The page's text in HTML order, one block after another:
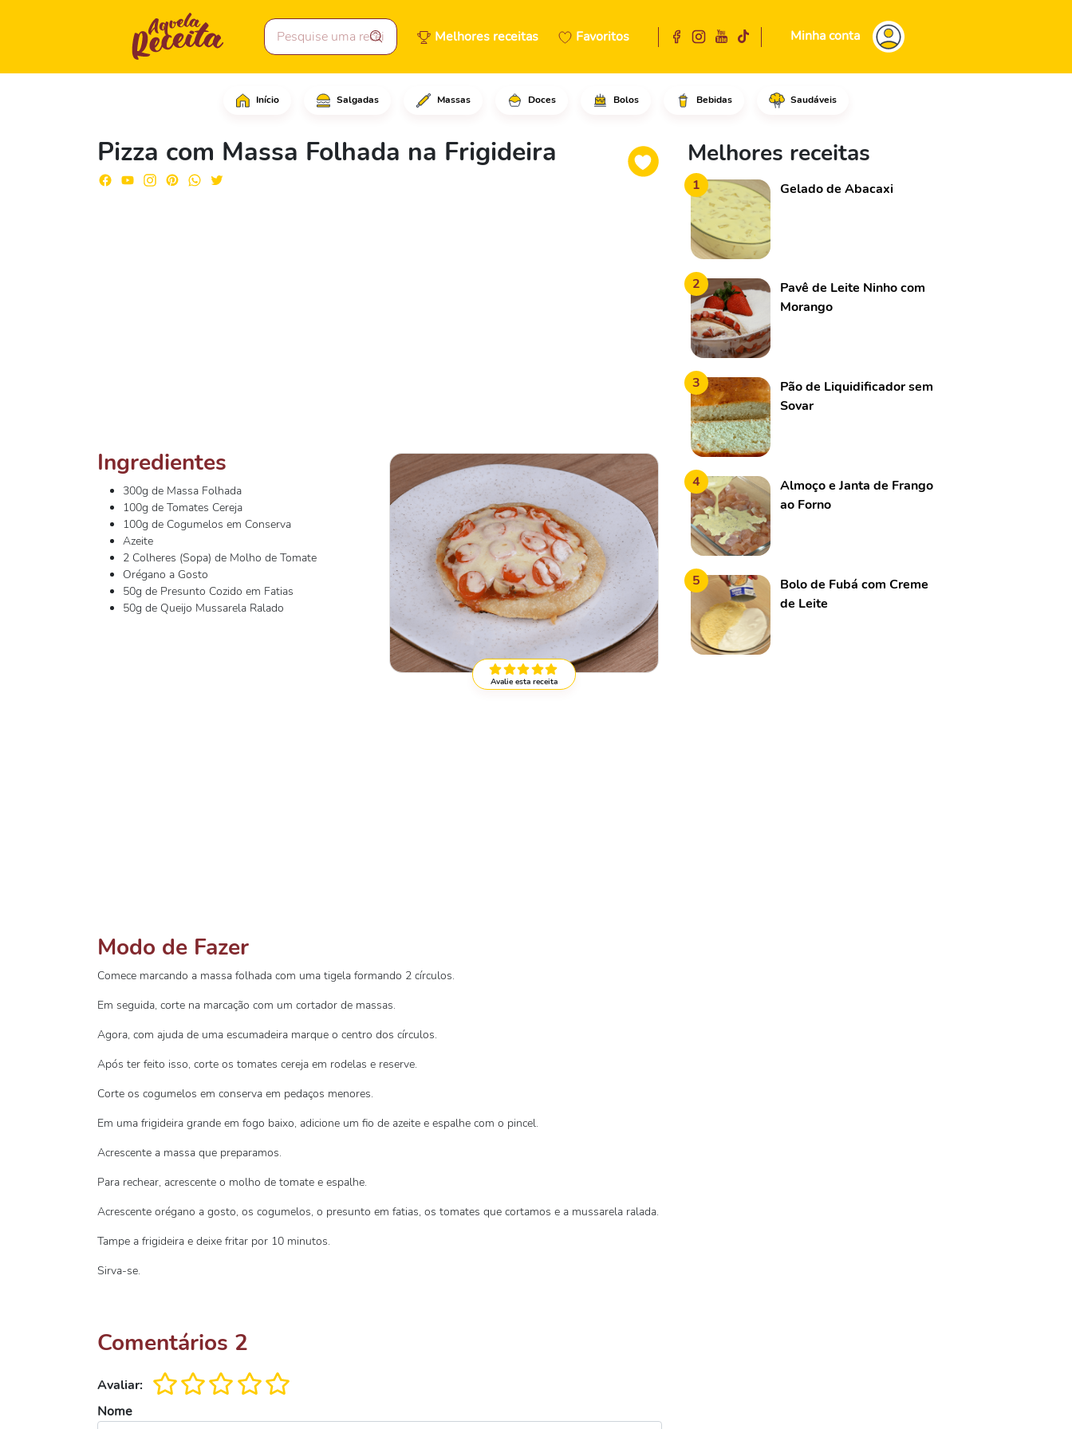
Melhores receitas Favoritos Minha conta
Início Salgadas Massas Doces Bolos Bebidas Saudáveis
Pizza com Massa Folhada na Frigideira
Comece marcando a massa folhada com uma tigela formando 2 círculos.Em
Avalie esta receita
Ingredientes
300g de Massa Folhada
100g de Tomates Cereja
100g de Cogumelos em Conserva
Azeite
2 Colheres (Sopa) de Molho de Tomate
Orégano a Gosto
50g de Presunto Cozido em Fatias
50g de Queijo Mussarela Ralado
Modo de Fazer
Comece marcando a massa folhada com uma tigela formando 2 círculos.
Em seguida, corte na marcação com um cortador de massas.
Agora, com ajuda de uma escumadeira marque o centro dos círculos.
Após ter feito isso, corte os tomates cereja em rodelas e reserve.
Corte os cogumelos em conserva em pedaços menores.
Em uma frigideira grande em fogo baixo, adicione um fio de azeite e espalhe com o pincel.
Acrescente a massa que preparamos.
Para rechear, acrescente o molho de tomate e espalhe.
Acrescente orégano a gosto, os cogumelos, o presunto em fatias, os tomates que cortamos e a mussarela ralada.
Tampe a frigideira e deixe fritar por 10 minutos.
Sirva-se.
Comentários 2
Avaliar:
Nome
Melhores receitas
1 Gelado de Abacaxi
2
Pavê de Leite Ninho com
Morango
3
Pão de Liquidificador sem
Sovar
4
Almoço e Janta de Frango
ao Forno
5
Bolo de Fubá com Creme
de Leite